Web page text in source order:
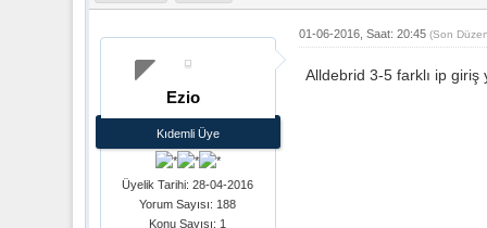
Ezio
Kıdemli Üye
Üyelik Tarihi: 28-04-2016
Yorum Sayısı: 188
Konu Sayısı: 1
01-06-2016, Saat: 20:45(Son
Alldebrid 3-5 farklı ip giriş